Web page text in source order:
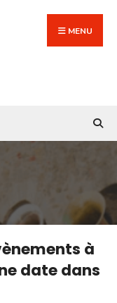
MENU
à
date dans